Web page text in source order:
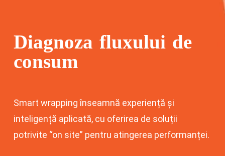
Diagnoza fluxului de
consum
Smart wrapping înseamnă experiență și
inteligență aplicată, cu oferirea de soluții
potrivite “on site” pentru atingerea performanței.